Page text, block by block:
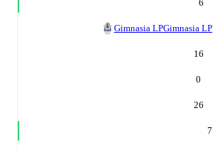
6
Gimnasia LPGimnasia LP
16
0
26
7